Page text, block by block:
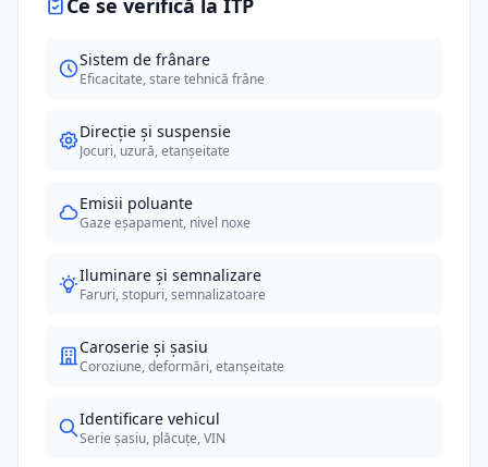
Ce se verifică la ITP
Sistem de frânare
Eficacitate, stare tehnică frâne
Direcție și suspensie
Jocuri, uzură, etanșeitate
Emisii poluante
Gaze eșapament, nivel noxe
Iluminare și semnalizare
Faruri, stopuri, semnalizatoare
Caroserie și șasiu
Coroziune, deformări, etanșeitate
Identificare vehicul
Serie șasiu, plăcuțe, VIN